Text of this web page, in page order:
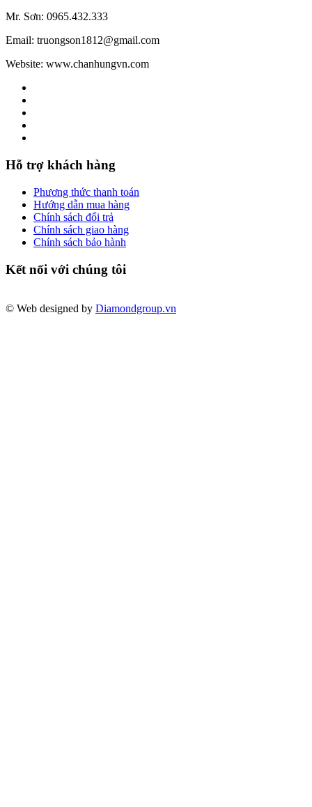
Mr. Sơn: 0965.432.333
Email: truongson1812@gmail.com
Website: www.chanhungvn.com
Hỗ trợ khách hàng
Phương thức thanh toán
Hướng dẫn mua hàng
Chính sách đổi trả
Chính sách giao hàng
Chính sách bảo hành
Kết nối với chúng tôi
© Web designed by Diamondgroup.vn